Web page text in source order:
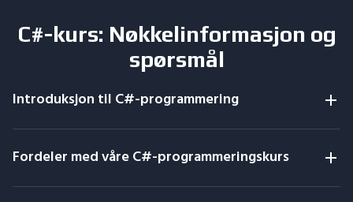
C#-kurs: Nøkkelinformasjon og
spørsmål
Introduksjon til C#-programmering
Fordeler med våre C#-programmeringskurs